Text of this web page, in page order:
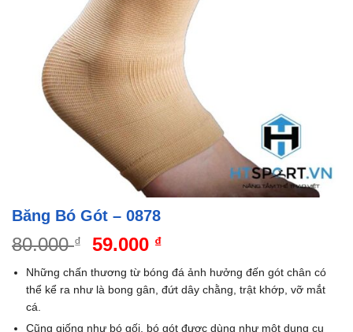
Băng Bó Gót – 0878
80.000₫
Giá
là:
80.000 ₫.
59.000 ₫Giá
tại
là:
59.000 ₫.
Những chấn thương từ bóng đá ảnh hưởng đến gót chân có
thể kể ra như là bong gân, đứt dây chằng, trật khớp, vỡ mắt
cá.
Cũng giống như bó gối, bó gót được dùng như một dụng cụ